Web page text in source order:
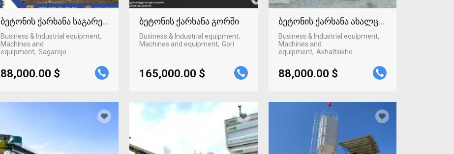
ბეტონის ქარხანა საგარეჯოში
Business & Industrial equipment,
Machines and
equipment Sagarejo
88,000.00 $
ბეტონის ქარხანა გორში
Business & Industrial equipment,
Machines and equipment Gori
165,000.00 $
ბეტონის ქარხანა ახალციხეში
Business & Industrial equipment,
Machines and
equipment Akhaltsikhe
88,000.00 $